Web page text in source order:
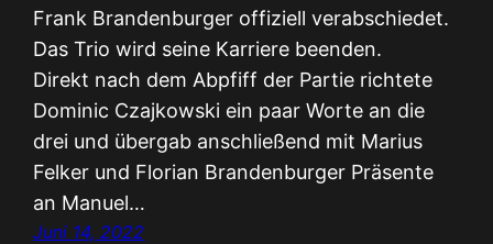
Frank Brandenburger offiziell verabschiedet.
Das Trio wird seine Karriere beenden.
Direkt nach dem Abpfiff der Partie richtete
Dominic Czajkowski ein paar Worte an die
drei und übergab anschließend mit Marius
Felker und Florian Brandenburger Präsente
an Manuel…
Juni 14, 2022